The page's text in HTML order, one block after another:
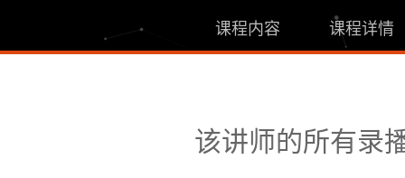
课程内容 课程详情
该讲师的所有录